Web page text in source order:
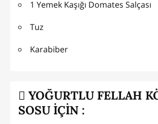
1 Yemek Kaşığı Domates Salçası
Tuz
Karabiber
YOĞURTLU FELLAH
SOSU İÇİN :